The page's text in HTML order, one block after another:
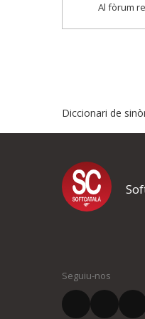
Al fòrum
Si heu trobat un error o
proposeu o l'error del qual
El vostre correu
Diccionari de
Seguiu-nos